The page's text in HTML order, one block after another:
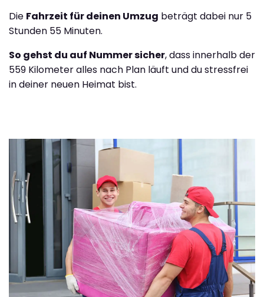
Die Fahrzeit für deinen Umzug beträgt dabei nur 5
Stunden 55 Minuten.
So gehst du auf Nummer sicher, dass innerhalb der
559 Kilometer alles nach Plan läuft und du stressfrei
in deiner neuen Heimat bist.